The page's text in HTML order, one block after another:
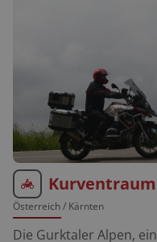
Österreich/ Kärnten
Die Gurktaler Alpen,